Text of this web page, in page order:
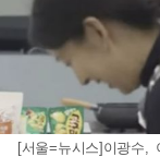
[서울=뉴시스]이광수,